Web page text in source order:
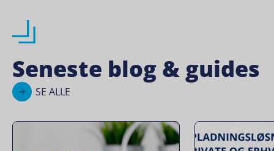
Seneste blog & guides
SE ALLE